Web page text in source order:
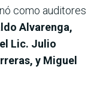
como auditores
Alvarenga,
Lic. Julio
y Miguel